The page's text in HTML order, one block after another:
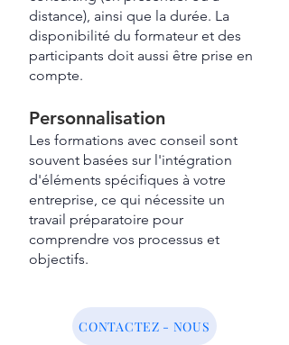
distance), ainsi que la durée. La
disponibilité du formateur et des
participants doit aussi être prise en
compte.
Personnalisation
Les formations avec conseil sont
souvent basées sur l'intégration
d'éléments spécifiques à votre
entreprise, ce qui nécessite un
travail préparatoire pour
comprendre vos processus et
objectifs.
CONTACTEZ - NOUS